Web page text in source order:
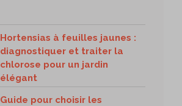
Hortensias à feuilles jaunes :
diagnostiquer et traiter la
chlorose pour un jardin
élégant
Guide pour choisir les